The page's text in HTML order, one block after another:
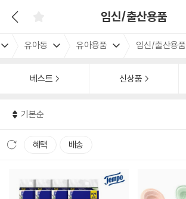
임신/출산용품
유아동 유아용품 임신/출산용품
베스트 신상품
기본순
혜택 배송